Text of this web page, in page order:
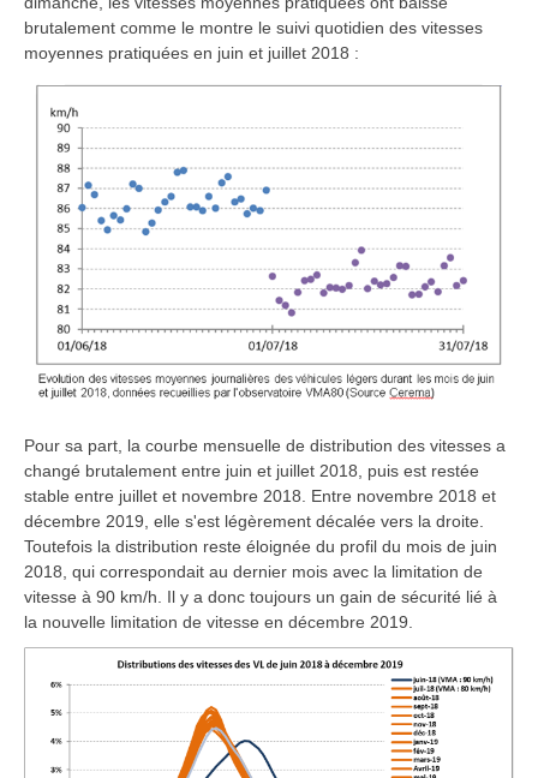
brutalement comme le montre le suivi quotidien des vitesses
moyennes pratiquées en juin et juillet 2018 :
Pour sa part, la courbe mensuelle de distribution des vitesses a
changé brutalement entre juin et juillet 2018, puis est restée
stable entre juillet et novembre 2018. Entre novembre 2018 et
décembre 2019, elle s'est légèrement décalée vers la droite.
Toutefois la distribution reste éloignée du profil du mois de juin
2018, qui correspondait au dernier mois avec la limitation de
vitesse à 90 km/h. Il y a donc toujours un gain de sécurité lié à
la nouvelle limitation de vitesse en décembre 2019.